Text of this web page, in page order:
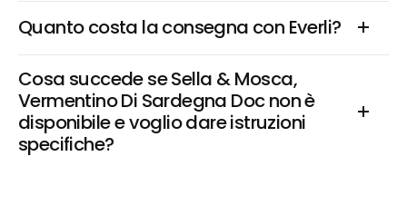
Quanto costa la consegna con Everli?
Cosa succede se Sella & Mosca,
Vermentino Di Sardegna Doc non è
disponibile e voglio dare istruzioni
specifiche?